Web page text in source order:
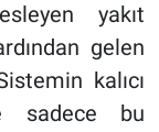
yakıt
gelen
kalıcı
sadece bu